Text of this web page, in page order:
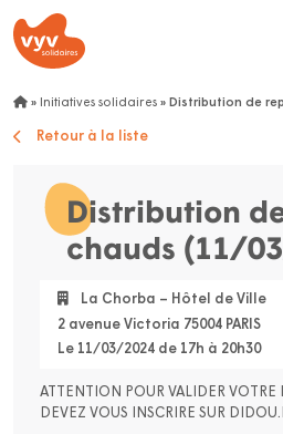
» Initiatives solidaires » Distribution de
Retour à la liste
Distribution
chauds (11/
La Chorba – Hôtel de Ville
2 avenue Victoria 75004 PARIS
Le 11/03/2024 de 17h à 20h30
ATTENTION POUR VALIDER VOTRE
DEVEZ VOUS INSCRIRE SUR